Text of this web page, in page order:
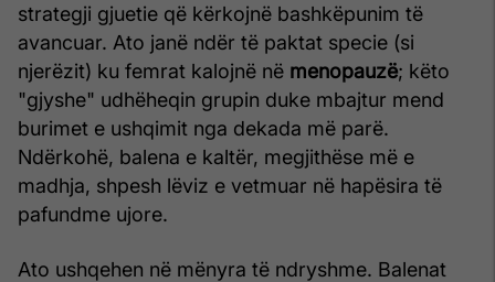
strategji gjuetie që kërkojnë bashkëpunim të
avancuar. Ato janë ndër të paktat specie (si
njerëzit) ku femrat kalojnë në menopauzë; këto
"gjyshe" udhëheqin grupin duke mbajtur mend
burimet e ushqimit nga dekada më parë.
Ndërkohë, balena e kaltër, megjithëse më e
madhja, shpesh lëviz e vetmuar në hapësira të
pafundme ujore.
Ato ushqehen në mënyra të ndryshme. Balenat